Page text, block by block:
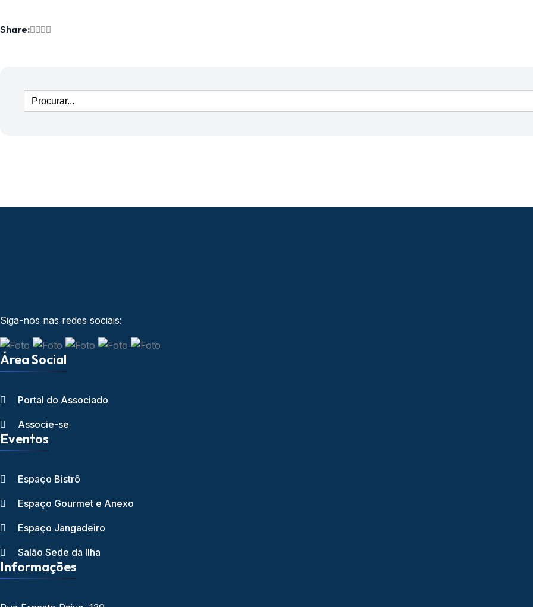
Share:
Siga-nos nas redes sociais:
Área Social
Portal do Associado
Associe-se
Eventos
Espaço Bistrô
Espaço Gourmet e Anexo
Espaço Jangadeiro
Salão Sede da Ilha
Informações